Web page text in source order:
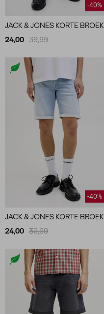
-40%
JACK & JONES KORTE BROEK
24,00 39,99
-40%
JACK & JONES KORTE BROEK
24,00 39,99